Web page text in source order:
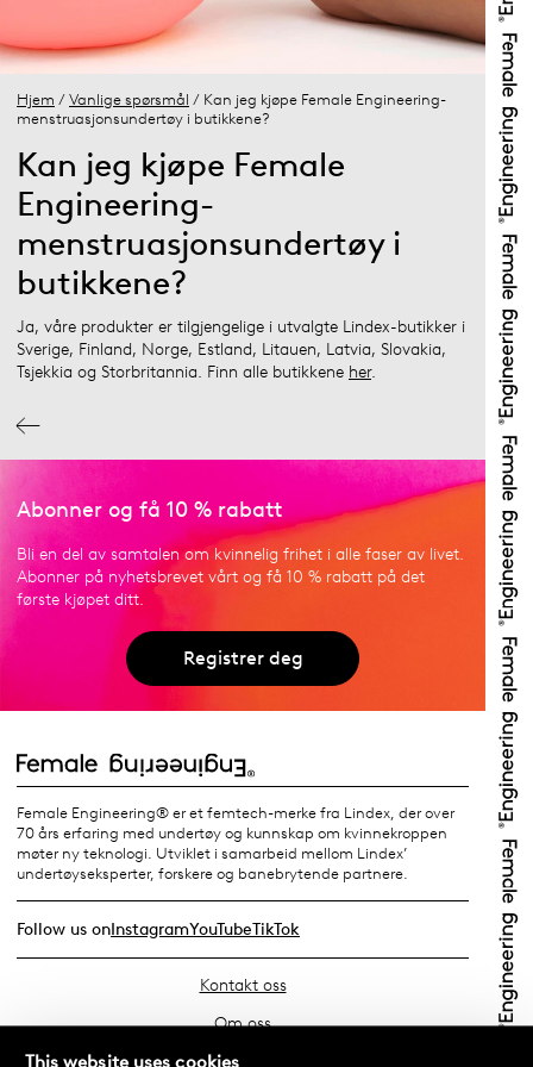
This website uses cookies
Hjem / Vanlige spørsmål / Kan jeg kjøpe Female Engineering-
menstruasjonsundertøy i butikkene?
Kan jeg kjøpe Female
Engineering-
menstruasjonsundertøy i
butikkene?
Ja, våre produkter er tilgjengelige i utvalgte Lindex-butikker i
Sverige, Finland, Norge, Estland, Litauen, Latvia, Slovakia,
Tsjekkia og Storbritannia. Finn alle butikkene her.
Abonner og få 10 % rabatt
Bli en del av samtalen om kvinnelig frihet i alle faser av livet.
Abonner på nyhetsbrevet vårt og få 10 % rabatt på det
første kjøpet ditt.
Registrer deg
Female Engineering® er et femtech-merke fra Lindex, der over
70 års erfaring med undertøy og kunnskap om kvinnekroppen
møter ny teknologi. Utviklet i samarbeid mellom Lindex’
undertøyseksperter, forskere og banebrytende partnere.
Follow us onInstagramYouTubeTikTok
Kontakt oss
Om oss
Finn din butikk